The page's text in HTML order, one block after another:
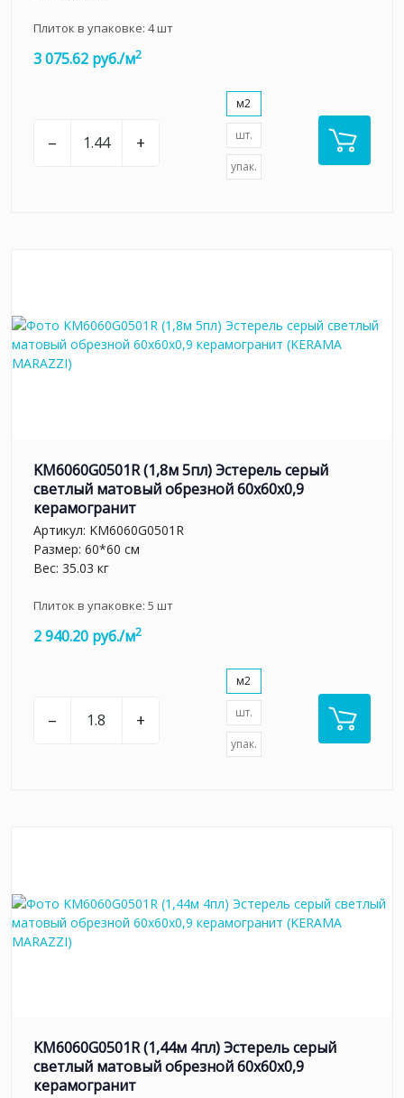
Плиток в упаковке: 4шт
3 075.62 руб./м2
– +
м2
шт.
упак.
KM6060G0501R (1,8м 5пл) Эстерель серый
светлый матовый обрезной 60x60x0,9
керамогранит
Артикул: KM6060G0501R
Размер: 60*60 см
Вес: 35.03 кг
Плиток в упаковке: 5 шт
2 940.20 руб./м2
– +
м2
шт.
упак.
KM6060G0501R (1,44м 4пл) Эстерель серый
светлый матовый обрезной 60x60x0,9
керамогранит